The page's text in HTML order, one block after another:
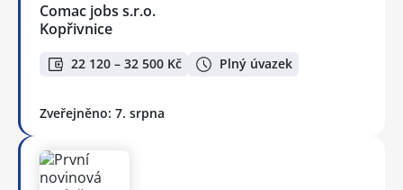
Comac jobs s.r.o.
Kopřivnice
22 120 – 32 500 Kč Plný úvazek
Zveřejněno: 7. srpna